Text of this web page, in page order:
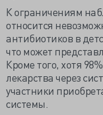
К ограничениям
относится
антибиотиков в
что может
Кроме того, хотя
лекарства через
участники
системы.